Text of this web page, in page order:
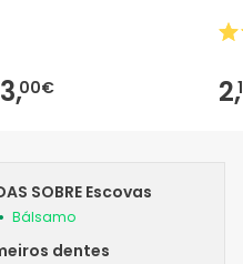
3,00€ 2,
SOBRE Escovas
Bálsamo
dentes